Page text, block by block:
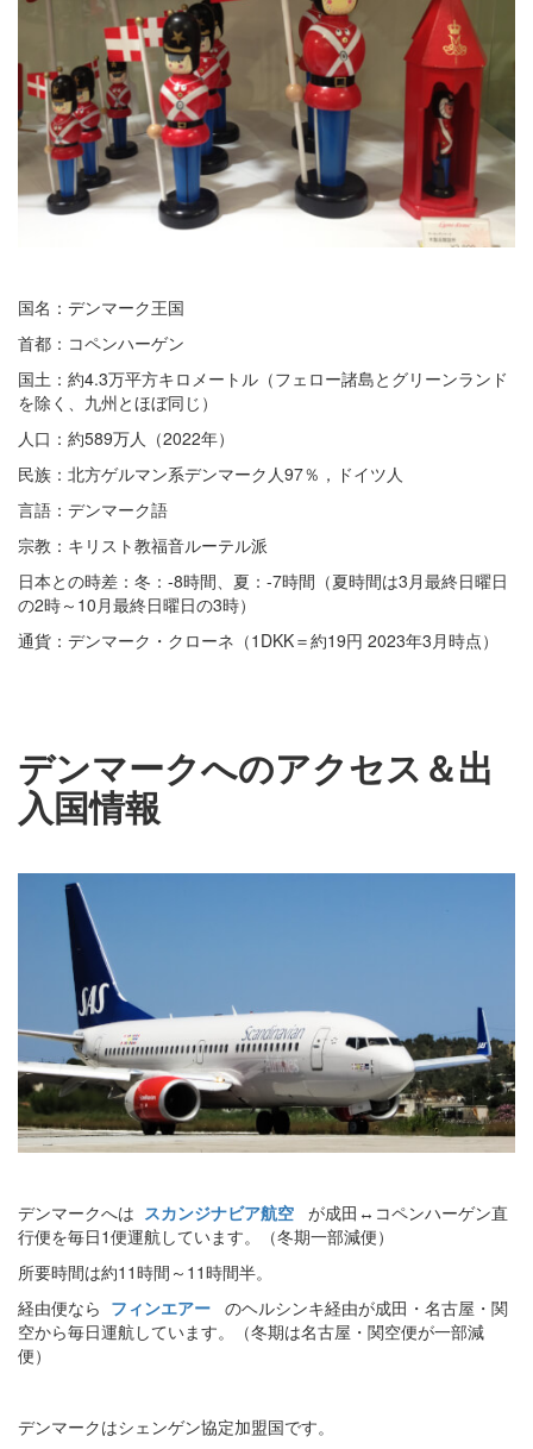
国名：デンマーク王国
首都：コペンハーゲン
国土：約4.3万平方キロメートル（フェロー諸島とグリーンランド
を除く、九州とほぼ同じ）
人口：約589万人（2022年）
民族：北方ゲルマン系デンマーク人97％，ドイツ人
言語：デンマーク語
宗教：キリスト教福音ルーテル派
日本との時差：冬：-8時間、夏：-7時間（夏時間は3月最終日曜日
の2時～10月最終日曜日の3時）
通貨：デンマーク・クローネ（1DKK＝約19円 2023年3月時点）
デンマークへのアクセス＆出
入国情報
デンマークへは スカンジナビア航空 が成田↔︎コペンハーゲン直
行便を毎日1便運航しています。（冬期一部減便）
所要時間は約11時間～11時間半。
経由便なら フィンエアー のヘルシンキ経由が成田・名古屋・関
空から毎日運航しています。（冬期は名古屋・関空便が一部減
便）
デンマークはシェンゲン協定加盟国です。